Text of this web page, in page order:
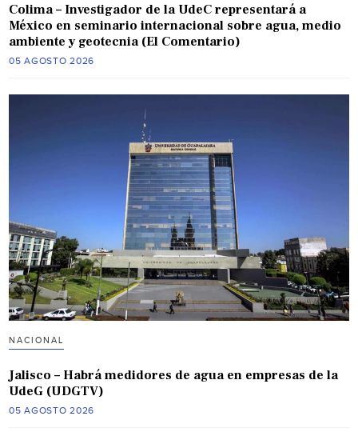
Colima – Investigador de la UdeC representará a
México en seminario internacional sobre agua, medio
ambiente y geotecnia (El Comentario)
05 AGOSTO 2026
NACIONAL
Jalisco – Habrá medidores de agua en empresas de la
UdeG (UDGTV)
05 AGOSTO 2026